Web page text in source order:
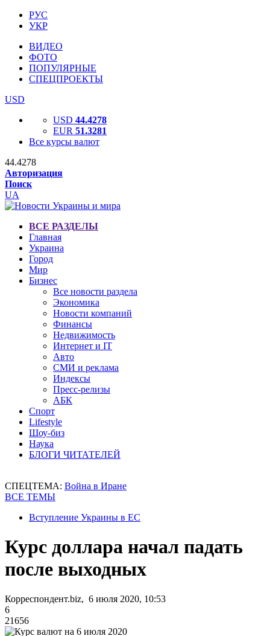
РУС
УКР
ВИДЕО
ФОТО
ПОПУЛЯРНЫЕ
СПЕЦПРОЕКТЫ
USD
USD 44.4278
EUR 51.3281
Все курсы валют
44.4278
Авторизация
Поиск
UA
ВСЕ РАЗДЕЛЫ
Главная
Украина
Город
Мир
Бизнес
Все новости раздела
Экономика
Новости компаний
Финансы
Недвижимость
Интернет и IT
Авто
СМИ и реклама
Индексы
Пресс-релизы
АБК
Спорт
Lifestyle
Шоу-биз
Наука
БЛОГИ ЧИТАТЕЛЕЙ
СПЕЦТЕМА: Война в Иране
ВСЕ ТЕМЫ
Вступление Украины в ЕС
Курс доллара начал падать
после выходных
Корреспондент.biz, 6 июля 2020, 10:53
6
21656